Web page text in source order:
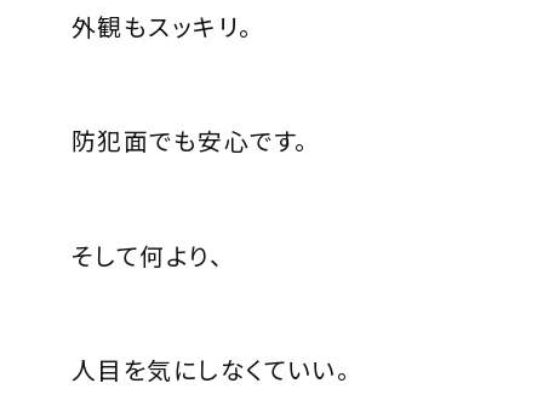
外観もスッキリ。
防犯面でも安心です。
そして何より、
人目を気にしなくていい。